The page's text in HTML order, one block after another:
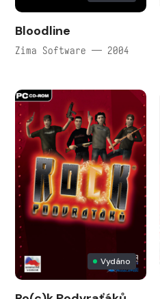
Bloodline
Zima Software — 2004
Vydáno